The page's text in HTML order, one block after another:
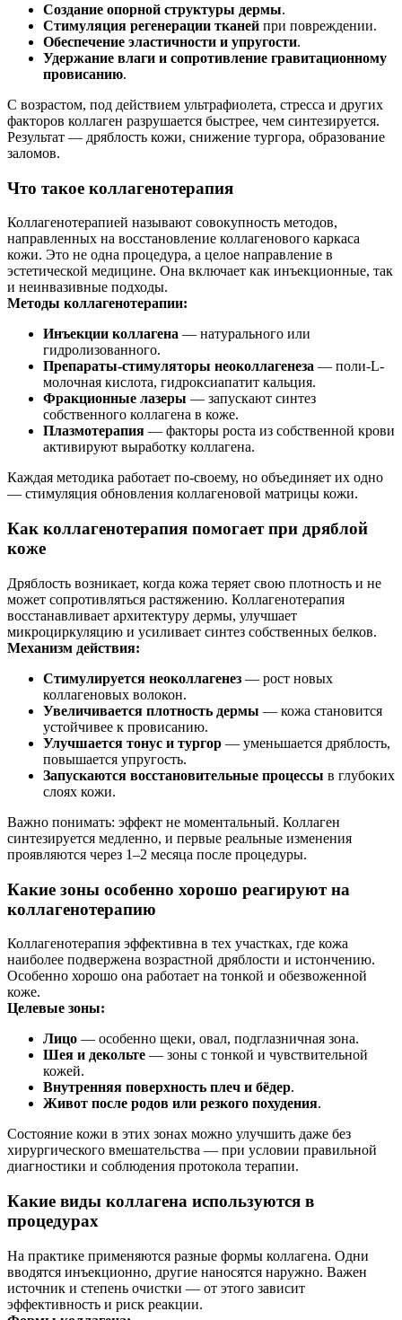
Создание опорной структуры дермы.
Стимуляция регенерации тканей при повреждении.
Обеспечение эластичности и упругости.
Удержание влаги и сопротивление гравитационному
провисанию.
С возрастом, под действием ультрафиолета, стресса и других
факторов коллаген разрушается быстрее, чем синтезируется.
Результат — дряблость кожи, снижение тургора, образование
заломов.
Что такое коллагенотерапия
Коллагенотерапией называют совокупность методов,
направленных на восстановление коллагенового каркаса
кожи. Это не одна процедура, а целое направление в
эстетической медицине. Она включает как инъекционные, так
и неинвазивные подходы.
Методы коллагенотерапии:
Инъекции коллагена — натурального или
гидролизованного.
Препараты-стимуляторы неоколлагенеза — поли-L-
молочная кислота, гидроксиапатит кальция.
Фракционные лазеры — запускают синтез
собственного коллагена в коже.
Плазмотерапия — факторы роста из собственной крови
активируют выработку коллагена.
Каждая методика работает по-своему, но объединяет их одно
— стимуляция обновления коллагеновой матрицы кожи.
Как коллагенотерапия помогает при дряблой
коже
Дряблость возникает, когда кожа теряет свою плотность и не
может сопротивляться растяжению. Коллагенотерапия
восстанавливает архитектуру дермы, улучшает
микроциркуляцию и усиливает синтез собственных белков.
Механизм действия:
Стимулируется неоколлагенез — рост новых
коллагеновых волокон.
Увеличивается плотность дермы — кожа становится
устойчивее к провисанию.
Улучшается тонус и тургор — уменьшается дряблость,
повышается упругость.
Запускаются восстановительные процессы в глубоких
слоях кожи.
Важно понимать: эффект не моментальный. Коллаген
синтезируется медленно, и первые реальные изменения
проявляются через 1–2 месяца после процедуры.
Какие зоны особенно хорошо реагируют на
коллагенотерапию
Коллагенотерапия эффективна в тех участках, где кожа
наиболее подвержена возрастной дряблости и истончению.
Особенно хорошо она работает на тонкой и обезвоженной
коже.
Целевые зоны:
Лицо — особенно щеки, овал, подглазничная зона.
Шея и декольте — зоны с тонкой и чувствительной
кожей.
Внутренняя поверхность плеч и бёдер.
Живот после родов или резкого похудения.
Состояние кожи в этих зонах можно улучшить даже без
хирургического вмешательства — при условии правильной
диагностики и соблюдения протокола терапии.
Какие виды коллагена используются в
процедурах
На практике применяются разные формы коллагена. Одни
вводятся инъекционно, другие наносятся наружно. Важен
источник и степень очистки — от этого зависит
эффективность и риск реакции.